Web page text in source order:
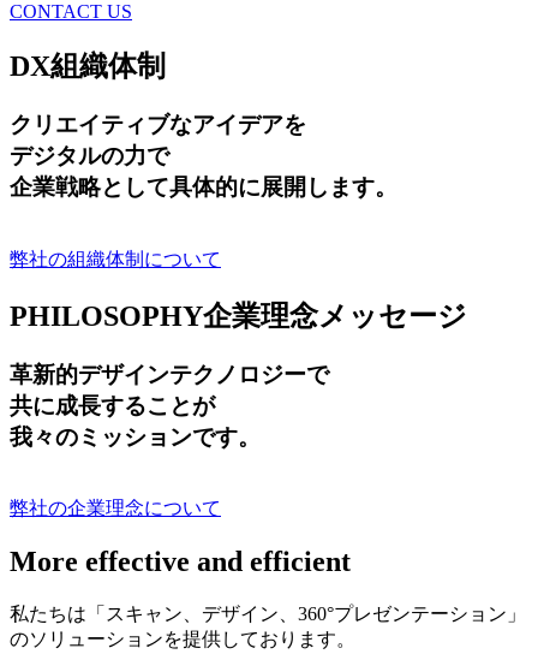
CONTACT US
DX組織体制
クリエイティブなアイデアを
デジタルの力で
企業戦略として具体的に展開します。
弊社の組織体制について
PHILOSOPHY企業理念メッセージ
革新的デザインテクノロジーで
共に成長することが
我々のミッションです。
弊社の企業理念について
More effective and efficient
私たちは「スキャン、デザイン、360°プレゼンテーション」
のソリューションを提供しております。